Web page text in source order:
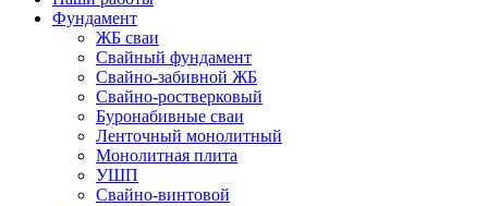
Фундамент
ЖБ сваи
Свайный фундамент
Свайно-забивной ЖБ
Свайно-ростверковый
Буронабивные сваи
Ленточный монолитный
Монолитная плита
УШП
Свайно-винтовой